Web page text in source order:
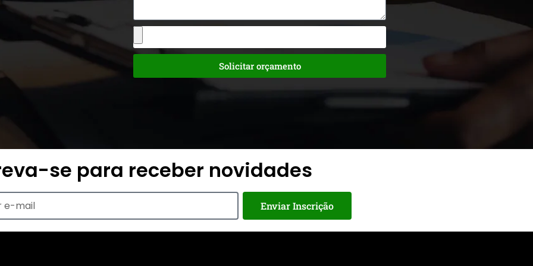
Solicitar orçamento
se para receber novidades
Enviar Inscrição